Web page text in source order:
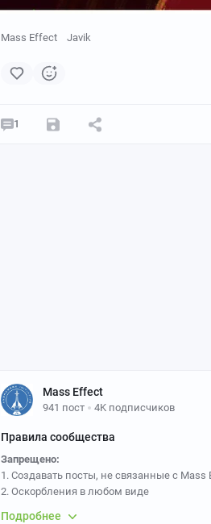
Mass Effect Javik
1
Mass Effect
941 пост 4K подписчиков
Правила сообщества
Запрещено:
1. Создавать посты, не связанные с Mass
2. Оскорбления в любом виде
Подробнее